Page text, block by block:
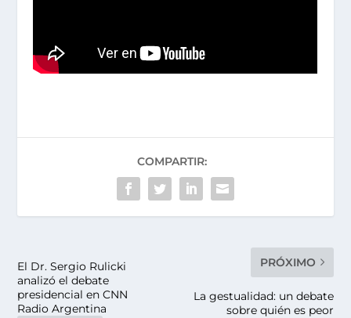
COMPARTIR:
El Dr. Sergio Rulicki
analizó el debate
presidencial en CNN
Radio Argentina
PRÓXIMO
La gestualidad: un debate
sobre quién es peor